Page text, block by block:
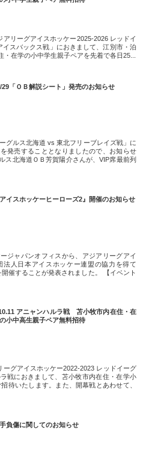
リーグアイスホッケー2025-2026 レッドイ
スバックス戦」におきまして、江別市・泊
在学の小中学生親子ペアを先着で各日25...
29「ＯＢ解説シート」発売のお知らせ
グルス北海道 vs 東北フリーブレイズ戦」に
発売することとなりましたので、お知らせ
ス北海道ＯＢ芳賀陽介さんが、VIP席最前列
アイスホッケーヒーローズ2』開催のお知らせ
ジャパンオフィスから、アジアリーグアイ
法人日本アイスホッケー連盟の協力を得て
催することが発表されました。 【イベント
アニャンハルラ戦 苫小牧市内在住・在
小中高生親子ペア無料招待
グアイスホッケー2022‐2023 レッドイーグ
戦におきまして、苫小牧市内在住・在学小
待いたします。また、開幕戦とあわせて、
負傷に関してのお知らせ